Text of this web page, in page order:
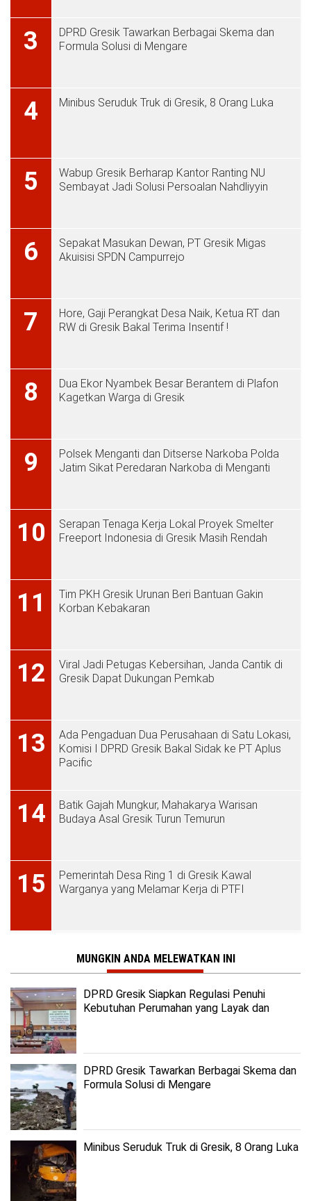
3
DPRD Gresik Tawarkan Berbagai Skema dan
Formula Solusi di Mengare
4 Minibus Seruduk Truk di Gresik, 8 Orang Luka
5
Wabup Gresik Berharap Kantor Ranting NU
Sembayat Jadi Solusi Persoalan Nahdliyyin
6
Sepakat Masukan Dewan, PT Gresik Migas
Akuisisi SPDN Campurrejo
7
Hore, Gaji Perangkat Desa Naik, Ketua RT dan
RW di Gresik Bakal Terima Insentif !
8
Dua Ekor Nyambek Besar Berantem di Plafon
Kagetkan Warga di Gresik
9
Polsek Menganti dan Ditserse Narkoba Polda
Jatim Sikat Peredaran Narkoba di Menganti
10
Serapan Tenaga Kerja Lokal Proyek Smelter
Freeport Indonesia di Gresik Masih Rendah
11
Tim PKH Gresik Urunan Beri Bantuan Gakin
Korban Kebakaran
12
Viral Jadi Petugas Kebersihan, Janda Cantik di
Gresik Dapat Dukungan Pemkab
13
Ada Pengaduan Dua Perusahaan di Satu Lokasi,
Komisi I DPRD Gresik Bakal Sidak ke PT Aplus
Pacific
14
Batik Gajah Mungkur, Mahakarya Warisan
Budaya Asal Gresik Turun Temurun
15
Pemerintah Desa Ring 1 di Gresik Kawal
Warganya yang Melamar Kerja di PTFI
MUNGKIN ANDA MELEWATKAN INI
DPRD Gresik Siapkan Regulasi Penuhi
Kebutuhan Perumahan yang Layak dan
DPRD Gresik Tawarkan Berbagai Skema dan
Formula Solusi di Mengare
Minibus Seruduk Truk di Gresik, 8 Orang Luka